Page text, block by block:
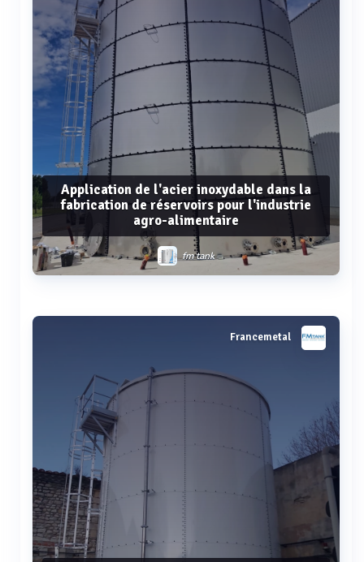
Application de l'acier inoxydable dans la
fabrication de réservoirs pour l'industrie
agro-alimentaire
fm tank
Francemetal